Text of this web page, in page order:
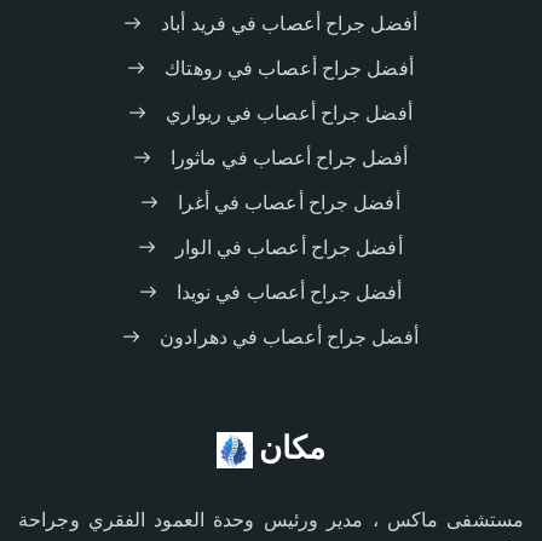
أفضل جراح أعصاب في فريد أباد
أفضل جراح أعصاب في روهتاك
أفضل جراح أعصاب في ريواري
أفضل جراح أعصاب في ماثورا
أفضل جراح أعصاب في أغرا
أفضل جراح أعصاب في الوار
أفضل جراح أعصاب في نويدا
أفضل جراح أعصاب في دهرادون
مكان
مستشفى ماكس ، مدير ورئيس وحدة العمود الفقري وجراحة